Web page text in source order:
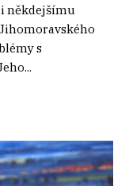
i někdejšímu
s